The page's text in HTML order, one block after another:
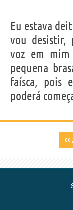
Eu estava
vou desistir,
voz em mim
pequena
faísca, pois
poderá
‹‹